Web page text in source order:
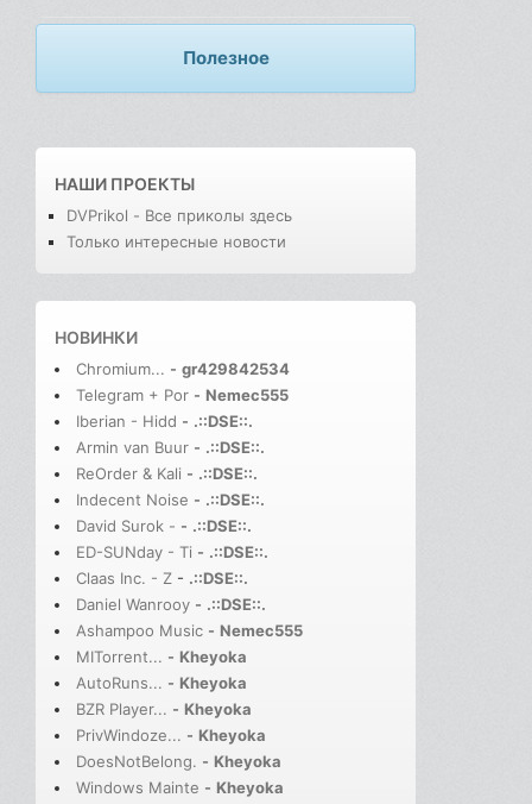
Полезное
НАШИ ПРОЕКТЫ
DVPrikol - Все приколы здесь
Только интересные новости
НОВИНКИ
Chromium... - gr429842534
Telegram + Por - Nemec555
Iberian - Hidd - .::DSE::.
Armin van Buur - .::DSE::.
ReOrder & Kali - .::DSE::.
Indecent Noise - .::DSE::.
David Surok - - .::DSE::.
ED-SUNday - Ti - .::DSE::.
Claas Inc. - Z - .::DSE::.
Daniel Wanrooy - .::DSE::.
Ashampoo Music - Nemec555
MITorrent... - Kheyoka
AutoRuns... - Kheyoka
BZR Player... - Kheyoka
PrivWindoze... - Kheyoka
DoesNotBelong. - Kheyoka
Windows Mainte - Kheyoka